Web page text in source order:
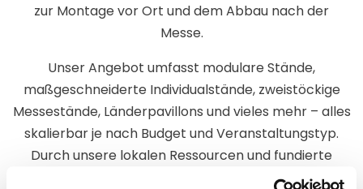
zur Montage vor Ort und dem Abbau nach der
Messe.
Unser Angebot umfasst modulare Stände,
maßgeschneiderte Individualstände, zweistöckige
Messestände, Länderpavillons und vieles mehr – alles
skalierbar je nach Budget und Veranstaltungstyp.
Durch unsere lokalen Ressourcen und fundierte
Kenntnis der Veranstaltungsorte gewährleisten wir